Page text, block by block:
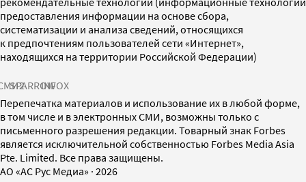
предоставления информации на основе сбора,
систематизации и анализа сведений, относящихся
к предпочтениям пользователей сети «Интернет»,
находящихся на территории Российской Федерации)
SPARROWINFOX
Перепечатка материалов и использование их в любой форме,
в том числе и в электронных СМИ, возможны только с
письменного разрешения редакции. Товарный знак Forbes
является исключительной собственностью Forbes Media Asia
Pte. Limited. Все права защищены.
AO «АС Рус Медиа» · 2026